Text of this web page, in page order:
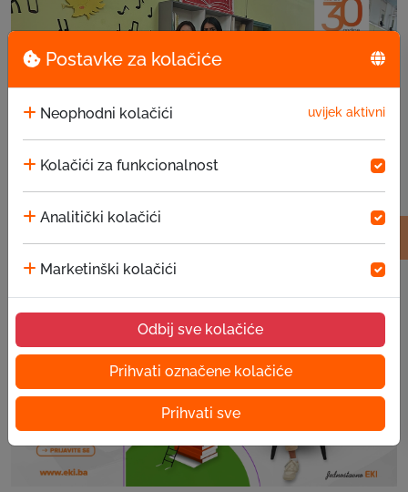
Postavke za kolačiće
Neophodni kolačići uvijek aktivni
Kolačići za funkcionalnost
Analitički kolačići
Marketinški kolačići
Odbij sve kolačiće
Prihvati označene kolačiće
Prihvati sve
EKI donacija u JU za predškolsko vaspitanje i ...
15.07.2026